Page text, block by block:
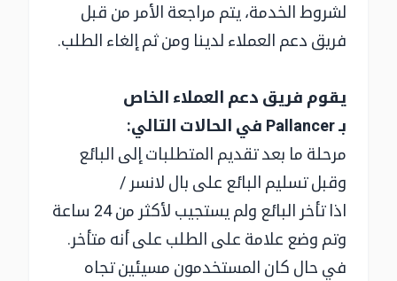
لشروط الخدمة، يتم مراجعة الأمر من قبل
فريق دعم العملاء لدينا ومن ثم إلغاء الطلب.
يقوم فريق دعم العملاء الخاص
بـ Pallancer في الحالات التالي:
مرحلة ما بعد تقديم المتطلبات إلى البائع
وقبل تسليم البائع على بال لانسر /
اذا تأخر البائع ولم يستجيب لأكثر من 24 ساعة
وتم وضع علامة على الطلب على أنه متأخر.
في حال كان المستخدمون مسيئين تجاه